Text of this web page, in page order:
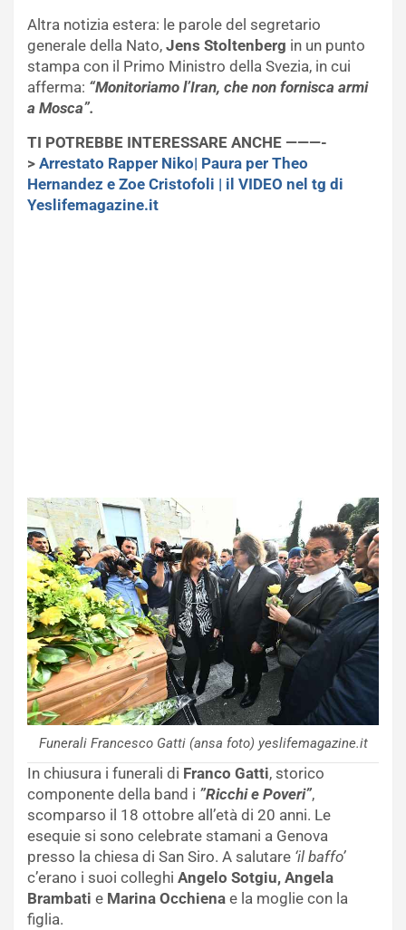
Altra notizia estera: le parole del segretario
generale della Nato, Jens Stoltenberg in un punto
stampa con il Primo Ministro della Svezia, in cui
afferma: “Monitoriamo l’Iran, che non fornisca armi
a Mosca”.
TI POTREBBE INTERESSARE ANCHE ———-
> Arrestato Rapper Niko| Paura per Theo
Hernandez e Zoe Cristofoli | il VIDEO nel tg di
Yeslifemagazine.it
Funerali Francesco Gatti (ansa foto) yeslifemagazine.it
In chiusura i funerali di Franco Gatti, storico
componente della band i ”Ricchi e Poveri”,
scomparso il 18 ottobre all’età di 20 anni. Le
esequie si sono celebrate stamani a Genova
presso la chiesa di San Siro. A salutare ‘il baffo’
c’erano i suoi colleghi Angelo Sotgiu, Angela
Brambati e Marina Occhiena e la moglie con la
figlia.